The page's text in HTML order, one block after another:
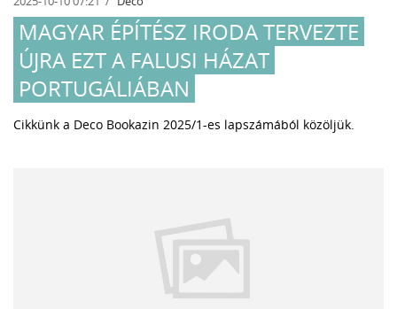
MAGYAR ÉPÍTÉSZ IRODA TERVEZTE
ÚJRA EZT A FALUSI HÁZAT
PORTUGÁLIÁBAN
Cikkünk a Deco Bookazin 2025/1-es lapszámából közöljük.